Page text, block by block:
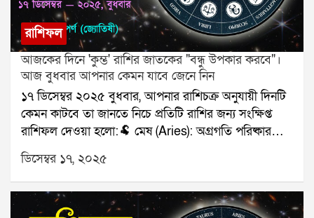
রাশিফল
আজকের দিনে 'কুম্ভ' রাশির জাতকের "বন্ধু উপকার করবে"।
আজ বুধবার আপনার কেমন যাবে জেনে নিন
১৭ ডিসেম্বর ২০২৫ বুধবার, আপনার রাশিচক্র অনুযায়ী দিনটি
কেমন কাটবে তা জানতে নিচে প্রতিটি রাশির জন্য সংক্ষিপ্ত
রাশিফল দেওয়া হলো:🐏 মেষ (Aries): অগ্রগতি পরিষ্কার
হবে।🐂 বৃষ (Taurus): পরিবারের সঙ্গে ভালো সময়।👥
মিথুন (Gemini): সিদ্ধান্ত নিতে হবে।🦀 কর্কট (Cancer):
রোগ প্রতিরোধে সতর্কতা।🦁 সিংহ (Leo): অর্থপ্রাপ্তি।🌾 কন্যা
(Virgo): সম্পর্কের উষ্ণতা।⚖️ তুলা (Libra): ভ্রমণ নিশ্চিত।🦂
ডিসেম্বর ১৭, ২০২৫